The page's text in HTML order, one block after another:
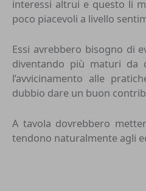
interessi altrui e questo li
poco piacevoli a livello
Essi avrebbero bisogno di
diventando più maturi da
l’avvicinamento alle
dubbio dare un buon
A tavola dovrebbero
tendono naturalmente agli